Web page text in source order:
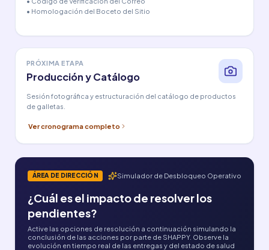
• Homologación del Boceto del Sitio
PRÓXIMA ETAPA
Producción y Catálogo
Sesión fotográfica y estructuración del catálogo de productos
de galletas.
Ver cronograma completo
ÁREA DE DIRECCIÓN Simulador de Desbloqueo Operativo
¿Cuál es el impacto de resolver los
pendientes?
Active las opciones de resolución a continuación simulando la
conclusión de las acciones por parte de SHAPPY. Observe la
evolución en tiempo real de las entregas y del estado de salud